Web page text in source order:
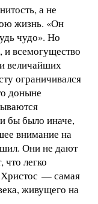
а не
жизнь. «Он
чудо». Но
всемогущество
величайших
ограничивался
доныне
бы было иначе,
внимание на
Они не дают
легко
Христос — самая
живущего на